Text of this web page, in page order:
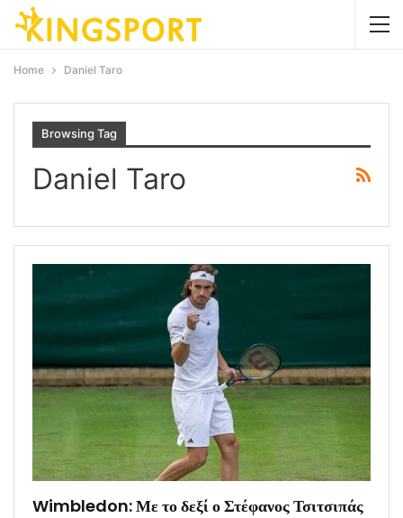
Home Daniel Taro
Browsing Tag
Daniel Taro
Wimbledon: Με το δεξί ο Στέφανος Τσιτσιπάς